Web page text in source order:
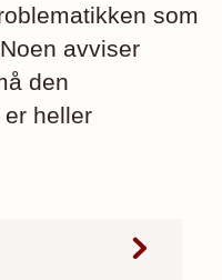
som
avviser
den
heller